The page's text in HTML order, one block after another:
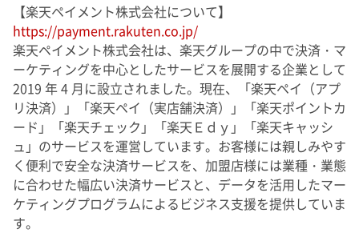
【楽天ペイメント株式会社について】
https://payment.rakuten.co.jp/
楽天ペイメント株式会社は、楽天グループの中で決済・マ
ーケティングを中心としたサービスを展開する企業として
2019 年 4 月に設立されました。現在、「楽天ペイ（アプ
リ決済）」「楽天ペイ（実店舗決済）」「楽天ポイントカ
ード」「楽天チェック」「楽天Ｅｄｙ」「楽天キャッシ
ュ」のサービスを運営しています。お客様には親しみやす
く便利で安全な決済サービスを、加盟店様には業種・業態
に合わせた幅広い決済サービスと、データを活用したマー
ケティングプログラムによるビジネス支援を提供していま
す。